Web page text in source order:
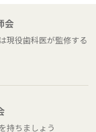
会
現役歯科医が監修する
持ちましょう